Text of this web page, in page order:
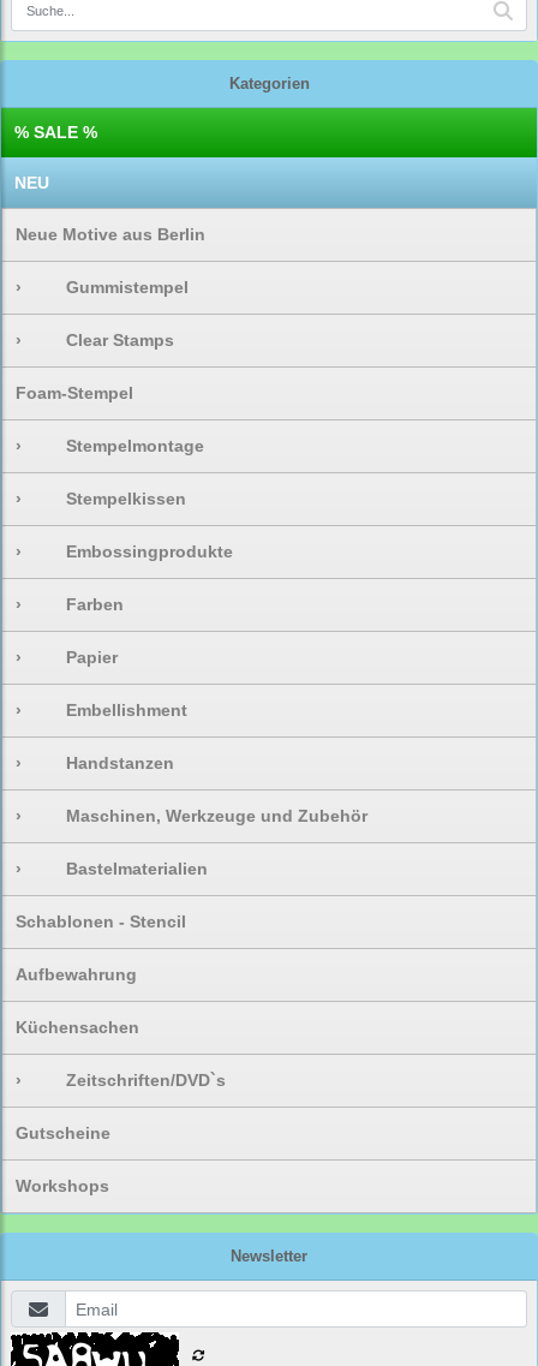
Kategorien
% SALE %
NEU
Neue Motive aus Berlin
› Gummistempel
› Clear Stamps
Foam-Stempel
› Stempelmontage
› Stempelkissen
› Embossingprodukte
› Farben
› Papier
› Embellishment
› Handstanzen
› Maschinen, Werkzeuge und Zubehör
› Bastelmaterialien
Schablonen - Stencil
Aufbewahrung
Küchensachen
› Zeitschriften/DVD`s
Gutscheine
Workshops
Newsletter